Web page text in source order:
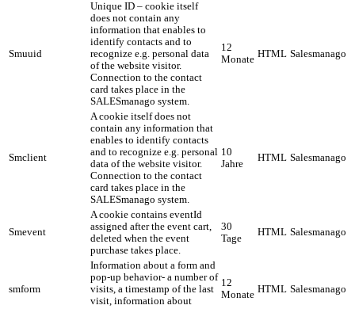
Smuuid
Unique ID – cookie itself
does not contain any
information that enables to
identify contacts and to
recognize e.g. personal data
of the website visitor.
Connection to the contact
card takes place in the
SALESmanago system.
12
Monate HTML Salesmanago
Smclient
A cookie itself does not
contain any information that
enables to identify contacts
and to recognize e.g. personal
data of the website visitor.
Connection to the contact
card takes place in the
SALESmanago system.
10
Jahre
HTML Salesmanago
Smevent
A cookie contains eventId
assigned after the event cart,
deleted when the event
purchase takes place.
30
Tage
HTML Salesmanago
smform
Information about a form and
pop-up behavior- a number of
visits, a timestamp of the last
visit, information about
12
Monate HTML Salesmanago